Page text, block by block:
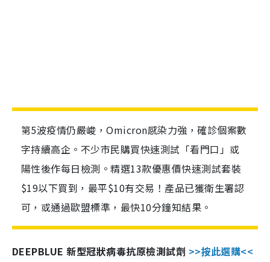
第5波疫情仍嚴峻，Omicron感染力強，確診個案數
字持續高企。不少市民購買快速測試「看門口」或
陽性後作每日檢測。精選13款優惠價快速測試套裝
$19以下買到，最平$10有交易！產品已獲衛生署認
可，或通過歐盟標準，最快10分鐘知結果。
DEEPBLUE 新型冠狀病毒抗原檢測試劑 >>按此選購<<